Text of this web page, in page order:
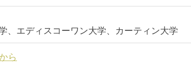
、エディスコーワン大学、カーティン大学
ら